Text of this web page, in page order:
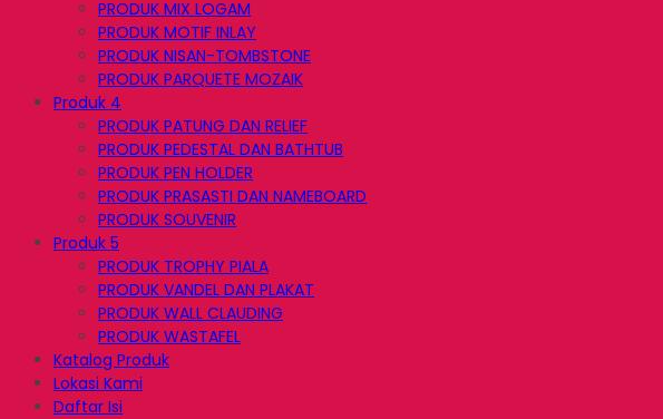
PRODUK MIX LOGAM
PRODUK MOTIF INLAY
PRODUK NISAN-TOMBSTONE
PRODUK PARQUETE MOZAIK
Produk 4
PRODUK PATUNG DAN RELIEF
PRODUK PEDESTAL DAN BATHTUB
PRODUK PEN HOLDER
PRODUK PRASASTI DAN NAMEBOARD
PRODUK SOUVENIR
Produk 5
PRODUK TROPHY PIALA
PRODUK VANDEL DAN PLAKAT
PRODUK WALL CLAUDING
PRODUK WASTAFEL
Katalog Produk
Lokasi Kami
Daftar Isi